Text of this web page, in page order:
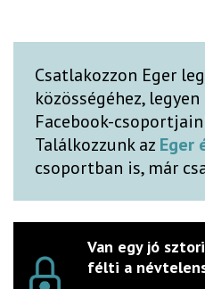
Csatlakozzon Eger
közösségéhez,
Facebook-
Találkozzunk az Eger
csoportban is, már
Van egy jó
félti a